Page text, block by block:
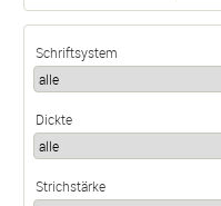
Schriftsystem
Dickte
Strichstärke